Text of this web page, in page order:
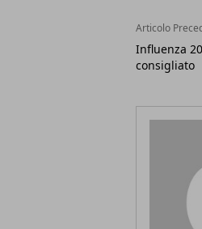
Articolo
Influenza
consigliato